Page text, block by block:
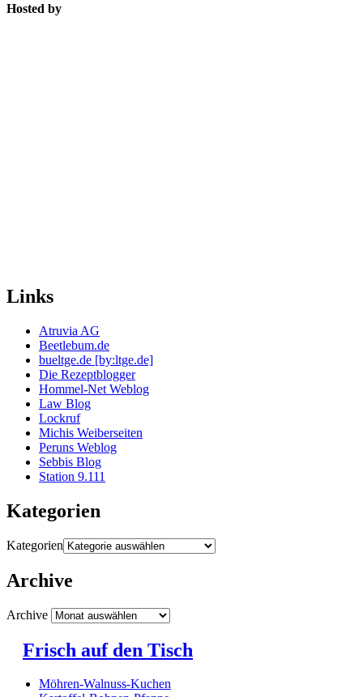
Hosted by
Links
Atruvia AG
Beetlebum.de
bueltge.de [by:ltge.de]
Die Rezeptblogger
Hommel-Net Weblog
Law Blog
Lockruf
Michis Weiberseiten
Peruns Weblog
Sebbis Blog
Station 9.111
Kategorien
Kategorien
Archive
Archive
Frisch auf den Tisch
Möhren-Walnuss-Kuchen